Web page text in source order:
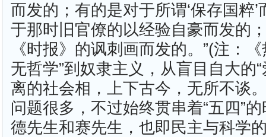
而发的；有的是对于所谓‘保存国粹
于那时旧官僚的以经验自豪而发的
《时报》的讽刺画而发的。”(注：
无哲学”到奴隶主义，从盲目自大的
离的社会相，上下古今，无所不谈
问题很多，不过始终贯串着“五四”
德先生和赛先生，也即民主与科学